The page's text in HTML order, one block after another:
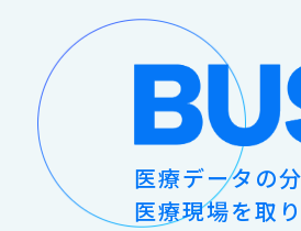
医療データの
医療現場を取